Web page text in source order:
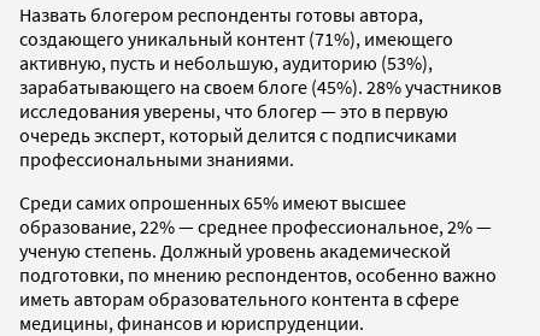
Назвать блогером респонденты готовы автора,
создающего уникальный контент (71%), имеющего
активную, пусть и небольшую, аудиторию (53%),
зарабатывающего на своем блоге (45%). 28% участников
исследования уверены, что блогер — это в первую
очередь эксперт, который делится с подписчиками
профессиональными знаниями.
Среди самих опрошенных 65% имеют высшее
образование, 22% — среднее профессиональное, 2% —
ученую степень. Должный уровень академической
подготовки, по мнению респондентов, особенно важно
иметь авторам образовательного контента в сфере
медицины, финансов и юриспруденции.